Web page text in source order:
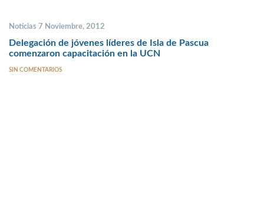
Noticias 7 Noviembre, 2012
Delegación de jóvenes líderes de Isla de Pascua
comenzaron capacitación en la UCN
SIN COMENTARIOS